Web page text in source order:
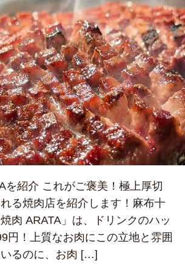
を紹介 これがご褒美！極上厚切
る焼肉店を紹介します！麻布十
肉 ARATA」は、ドリンクのハッ
円！上質なお肉にこの立地と雰囲
るのに、お肉 […]